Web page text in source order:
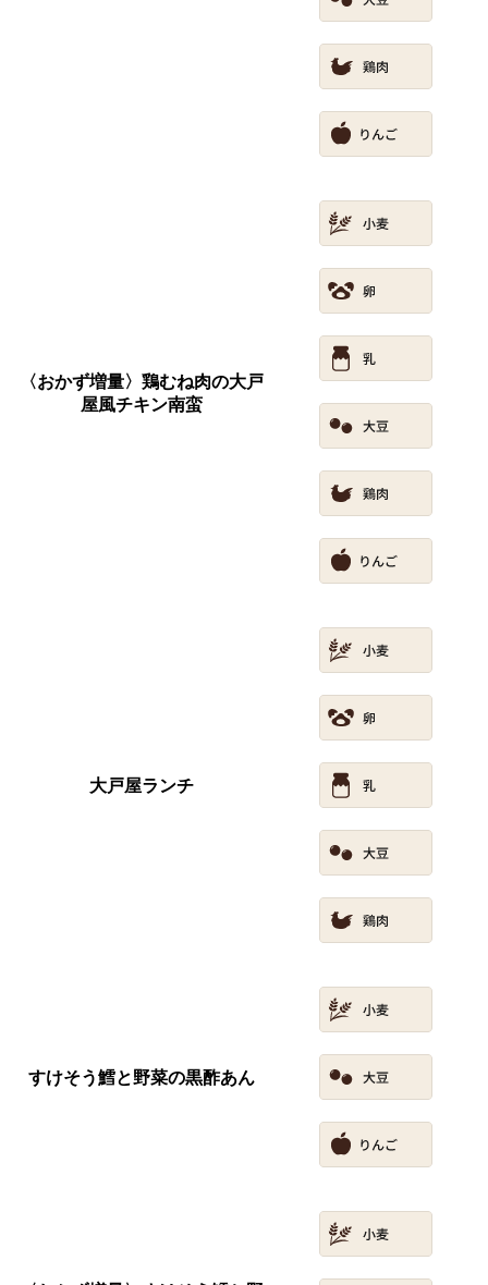
〈おかず増量〉鶏むね肉の大戸
屋風チキン南蛮
大戸屋ランチ
すけそう鱈と野菜の黒酢あん